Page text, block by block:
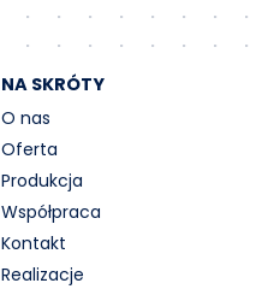
NA SKRÓTY
O nas
Oferta
Produkcja
Współpraca
Kontakt
Realizacje